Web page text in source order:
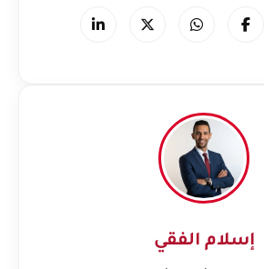
إسلام الفقي